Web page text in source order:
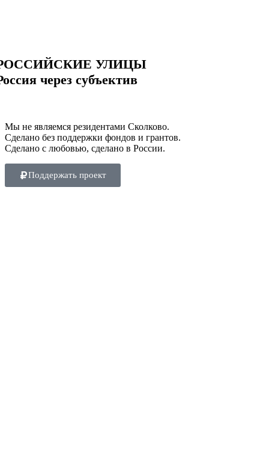
УЛИЦЫ
через субъектив
Мы не являемся резидентами Сколково.
Сделано без поддержки фондов и грантов.
Сделано с любовью, сделано в России.
Поддержать проект